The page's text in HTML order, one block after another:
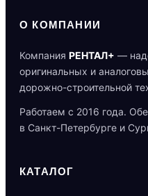
О КОМПАНИИ
Компания РЕНТАЛ+ —
оригинальных и
дорожно-строительной
Работаем с 2016 года.
в Санкт-Петербурге и
КАТАЛОГ